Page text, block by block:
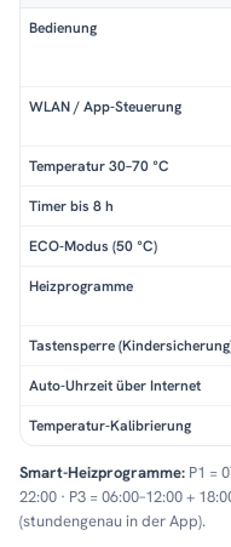
Bedienung
WLAN / App-Steuerung
Temperatur 30–70 °C
Timer bis 8 h
ECO-Modus (50 °C)
Heizprogramme
Tastensperre
Auto-Uhrzeit über Internet
Temperatur-Kalibrierung
Smart-Heizprogramme: P1 =
22:00 · P3 = 06:00–12:00 +
(stundengenau in der App).